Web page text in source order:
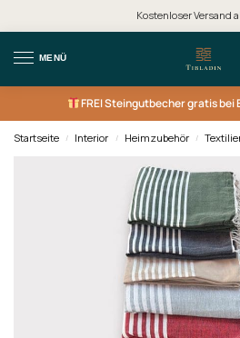
Kostenloser Versand
MENÜ
FREISteingutbecher gratis bei
Startseite / Interior / Heimzubehör /